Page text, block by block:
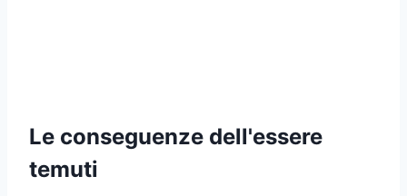
Le conseguenze dell'essere
temuti